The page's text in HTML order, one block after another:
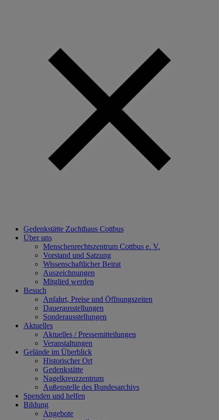
Gedenkstätte Zuchthaus Cottbus
Über uns
Menschenrechtszentrum Cottbus e. V.
Vorstand und Satzung
Wissenschaftlicher Beirat
Auszeichnungen
Mitglied werden
Besuch
Anfahrt, Preise und Öffnungszeiten
Dauerausstellungen
Sonderausstellungen
Aktuelles
Aktuelles / Pressemitteilungen
Veranstaltungen
Gelände im Überblick
Historischer Ort
Gedenkstätte
Nagelkreuzzentrum
Außenstelle des Bundesarchivs
Spenden und helfen
Bildung
Angebote